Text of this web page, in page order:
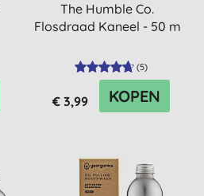
The Humble Co.
Flosdraad Kaneel - 50 m
(5)
€ 3,99 KOPEN